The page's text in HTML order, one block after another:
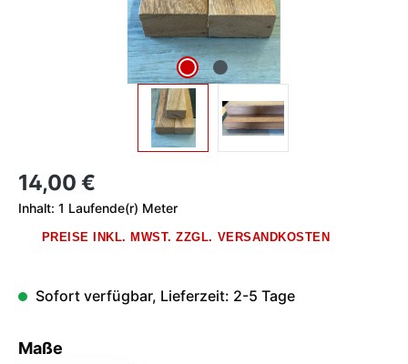
Regulärer Preis:
14,00 €
Inhalt: 1 Laufende(r) Meter
PREISE INKL. MWST. ZZGL. VERSANDKOSTEN
Sofort verfügbar, Lieferzeit: 2-5 Tage
Maße